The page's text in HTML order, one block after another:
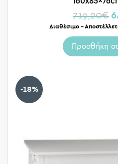
719,20€
Διαθέσιμο –
Προσθήκη
-18%